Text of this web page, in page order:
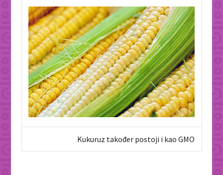
Kukuruz također postoji i kao GMO